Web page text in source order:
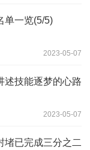
单一览(5/5)
2023-05-07
述技能逐梦的心路
2023-05-07
堵已完成三分之二